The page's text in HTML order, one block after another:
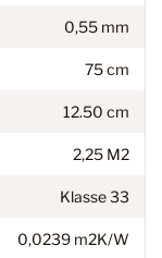
0,55 mm
75 cm
12.50 cm
2,25 M2
Klasse 33
0,0239 m2K/W